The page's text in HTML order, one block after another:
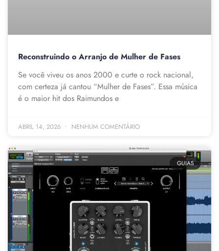
Reconstruindo o Arranjo de Mulher de Fases
Se você viveu os anos 2000 e curte o rock nacional,
com certeza já cantou “Mulher de Fases”. Essa música
é o maior hit dos Raimundos e
ABRIL 14, 2026 NENHUM COMENTÁRIO
GUIAS